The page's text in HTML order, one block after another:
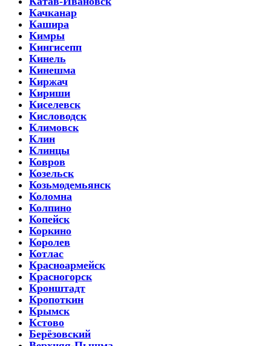
Качканар
Кашира
Кимры
Кингисепп
Кинель
Кинешма
Киржач
Кириши
Киселевск
Кисловодск
Климовск
Клин
Клинцы
Ковров
Козельск
Козьмодемьянск
Коломна
Колпино
Копейск
Коркино
Королев
Котлас
Красноармейск
Красногорск
Кронштадт
Кропоткин
Крымск
Кстово
Берёзовский